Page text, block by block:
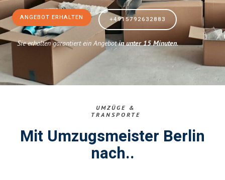
ANGEBOT ERHALTEN +4915792632883
Sie erhalten garantiert ein Angebotin unter 15 Minuten.
UMZÜGE &
TRANSPORTE
Mit Umzugsmeister Berlin
nach..